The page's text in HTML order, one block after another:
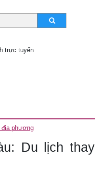
địa phương
Du lịch thay